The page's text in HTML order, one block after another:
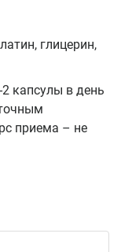
глицерин,
капсулы в день
приема – не